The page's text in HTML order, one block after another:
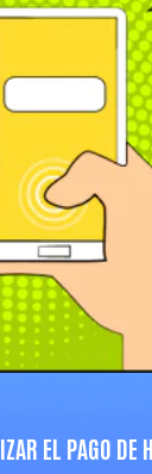
EL PAGO DE